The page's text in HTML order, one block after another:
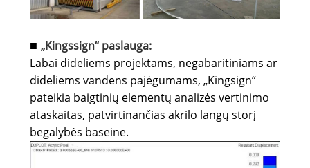
■ „Kingssign“ paslauga:
Labai dideliems projektams, negabaritiniams ar
dideliems vandens pajėgumams, „Kingsign“
pateikia baigtinių elementų analizės vertinimo
ataskaitas, patvirtinančias akrilo langų storį
begalybės baseine.